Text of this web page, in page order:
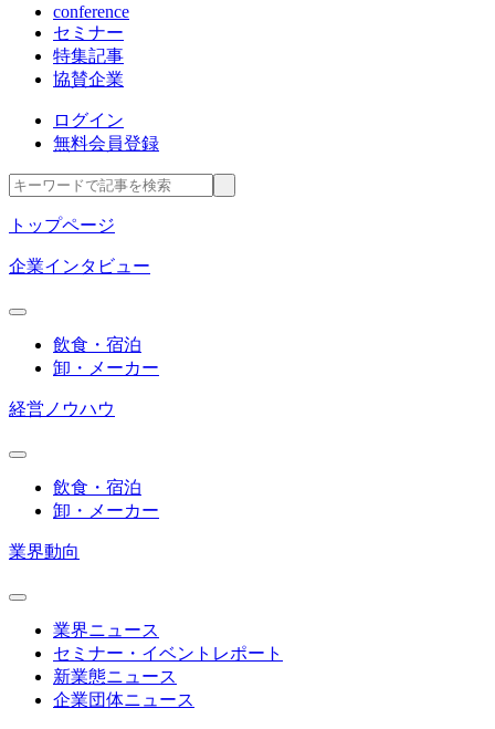
conference
セミナー
特集記事
協賛企業
ログイン
無料会員登録
トップページ
企業インタビュー
飲食・宿泊
卸・メーカー
経営ノウハウ
飲食・宿泊
卸・メーカー
業界動向
業界ニュース
セミナー・イベントレポート
新業態ニュース
企業団体ニュース